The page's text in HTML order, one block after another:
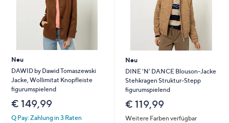
Neu
DAWID by Dawid Tomaszewski
Jacke, Wollimitat Knopfleiste
figurumspielend
€ 149,99
Q Pay: Zahlung in 3 Raten
Neu
DINE 'N' DANCE Blouson-Jacke
Stehkragen Struktur-Stepp
figurumspielend
€ 119,99
Weitere Farben verfügbar